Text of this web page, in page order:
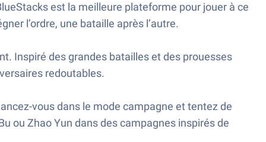
est la meilleure plateforme pour jouer à ce
l’ordre, une bataille après l’autre.
Inspiré des grandes batailles et des prouesses
redoutables.
vous dans le mode campagne et tentez de
ou Zhao Yun dans des campagnes inspirés de